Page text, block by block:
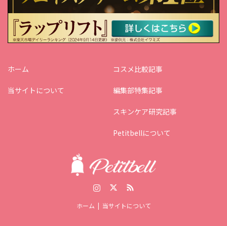
ホーム
当サイトについて
コスメ比較記事
編集部特集記事
スキンケア研究記事
Petitbellについて
ホーム 当サイトについて